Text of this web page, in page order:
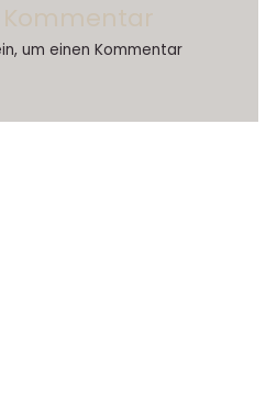
um einen Kommentar